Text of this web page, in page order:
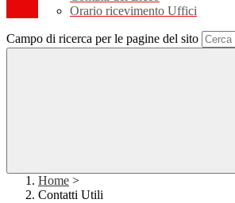
Orario ricevimento Uffici
Campo di ricerca per le pagine del sito
Home >
Contatti Utili